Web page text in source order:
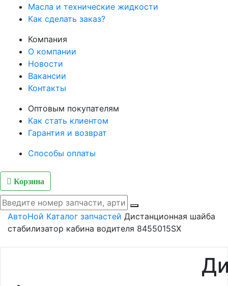
Масла и технические жидкости
Как сделать заказ?
Компания
О компании
Новости
Вакансии
Контакты
Оптовым покупателям
Как стать клиентом
Гарантия и возврат
Способы оплаты
Корзина
АвтоНой Каталог запчастей Дистанционная шайба
стабилизатор кабина водителя 8455015SX